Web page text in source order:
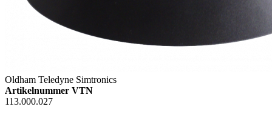
Oldham Teledyne Simtronics
Artikelnummer VTN
113.000.027